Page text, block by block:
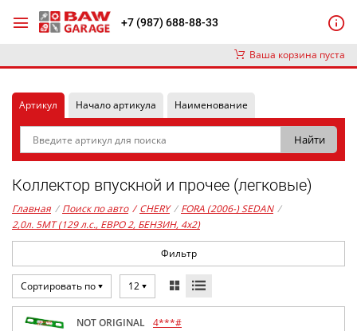
+7 (987) 688-88-33
Ваша корзина пуста
Артикул Начало артикула Наименование
Коллектор впускной и прочее (легковые)
Главная / Поиск по авто / CHERY / FORA (2006-) SEDAN /
2,0л. 5MT (129 л.с., ЕВРО 2, БЕНЗИН, 4x2)
Фильтр
Сортировать по 12
NOT ORIGINAL 4***#